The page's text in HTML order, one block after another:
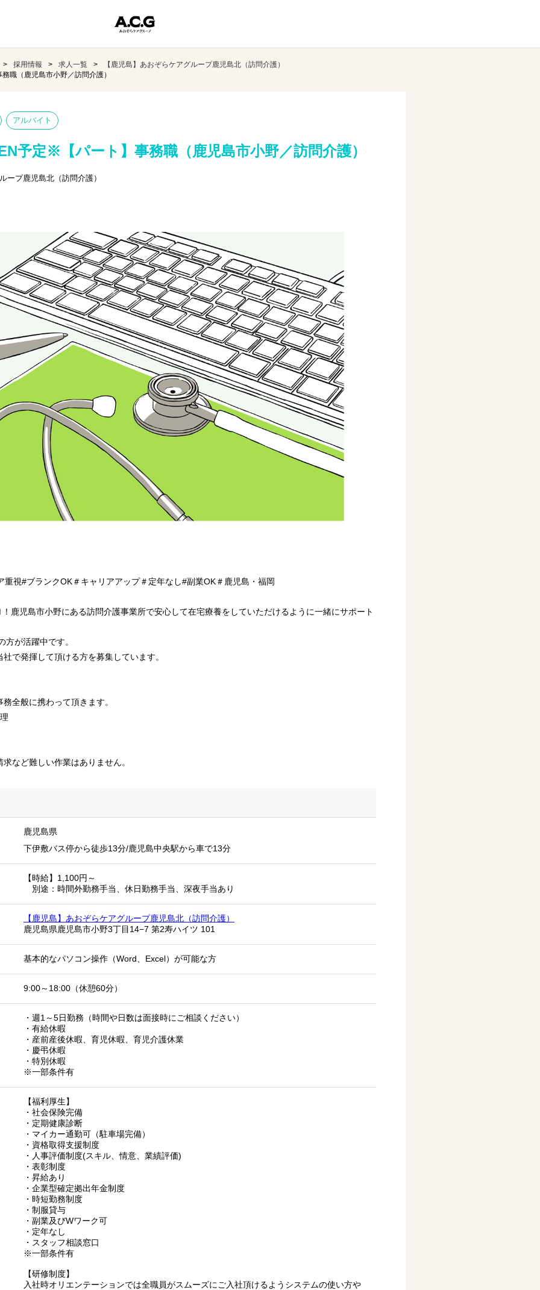
採用情報 求人一覧
【鹿児島】あおぞらケアグループ鹿児島北（訪問介護）
職（鹿児島市小野／訪問介護）
アルバイト
予定※【パート】事務職（鹿児島市小野／訪問介護）
ープ鹿児島北（訪問介護）
重視#ブランクOK＃キャリアアップ＃定年なし#副業OK＃鹿児島・福岡
鹿児島市小野にある訪問介護事業所で安心して在宅療養をしていただけるように一緒にサポート
が活躍中です。
で発揮して頂ける方を募集しています。
全般に携わって頂きます。
など難しい作業はありません。
鹿児島県
下伊敷バス停から徒歩13分/鹿児島中央駅から車で13分
【時給】1,100円～
別途：時間外勤務手当、休日勤務手当、深夜手当あり
【鹿児島】あおぞらケアグループ鹿児島北（訪問介護）
鹿児島県鹿児島市小野3丁目14−7 第2寿ハイツ 101
基本的なパソコン操作（Word、Excel）が可能な方
9:00～18:00（休憩60分）
・週1～5日勤務（時間や日数は面接時にご相談ください）
・有給休暇
・産前産後休暇、育児休暇、育児介護休業
・慶弔休暇
・特別休暇
※一部条件有
【福利厚生】
・社会保険完備
・定期健康診断
・マイカー通勤可（駐車場完備）
・資格取得支援制度
・人事評価制度(スキル、情意、業績評価)
・表彰制度
・昇給あり
・企業型確定拠出年金制度
・時短勤務制度
・制服貸与
・副業及びWワーク可
・定年なし
・スタッフ相談窓口
※一部条件有
【研修制度】
入社時オリエンテーションでは全職員がスムーズにご入社頂けるようシステムの使い方や